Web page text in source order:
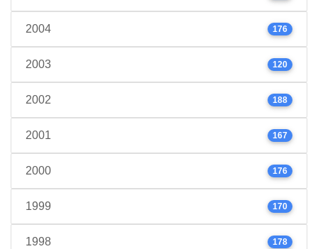
2004 176
2003 120
2002 188
2001 167
2000 176
1999 170
1998 178